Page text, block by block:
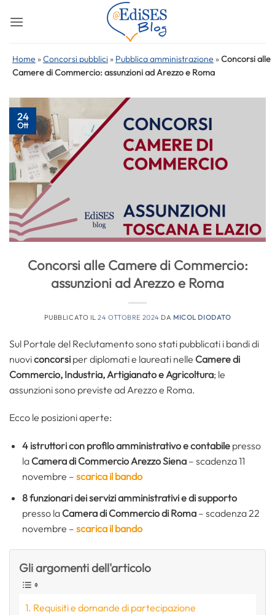
Home »Concorsi pubblici » Pubblica amministrazione »Concorsi alle
Camere di Commercio: assunzioni ad Arezzo e Roma
24
Ott
Concorsi alle Camere di Commercio:
assunzioni ad Arezzo e Roma
PUBBLICATO IL24 OTTOBRE 2024 DA MICOL DIODATO
Sul Portale del Reclutamento sono stati pubblicati i bandi di
nuoviconcorsi per diplomati e laureati nelle Camere di
Commercio, Industria, Artigianato e Agricoltura; le
assunzioni sono previste ad Arezzo e Roma.
Ecco le posizioni aperte:
4 istruttori con profilo amministrativo e contabilepresso
la Camera di Commercio Arezzo Siena– scadenza 11
novembre – scarica il bando
8 funzionari dei servizi amministrativi e di supporto
presso la Camera di Commercio di Roma– scadenza 22
novembre – scarica il bando
Gli argomenti dell'articolo
Requisiti e domande di partecipazione